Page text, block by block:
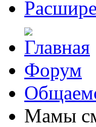
Форум
Мамы